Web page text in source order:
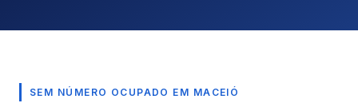
SEM NÚMERO OCUPADO EM MACEIÓ